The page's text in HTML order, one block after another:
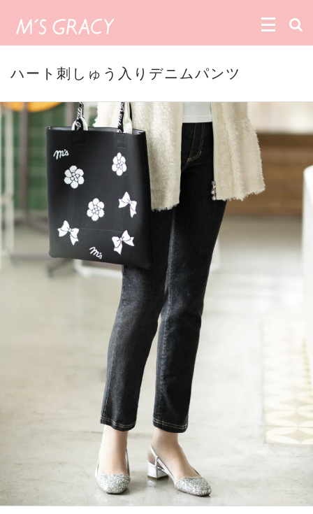
ハート刺しゅう入りデニムパンツ